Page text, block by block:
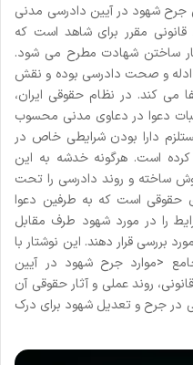
جرح شهود در آیین دادرسی مدنی
مقرر برای شاهد است که
ساختن شهادت مطرح می شود.
ادله و صحت دادرسی بوده و نقش
می کند. در نظام حقوقی ایران،
دعوا در دعاوی مدنی محسوب
دارا بودن شرایطی خاص در
کرده است. هرگونه خدشه به این
ساخته و روند دادرسی را تحت
حقوقی است که به طرفین دعوا
را در مورد شهود طرف مقابل
بررسی قرار دهند. این نوشتار با
<موارد جرح شهود در آیین
روند عملی و آثار حقوقی آن
در جرح و تعدیل شهود برای درک